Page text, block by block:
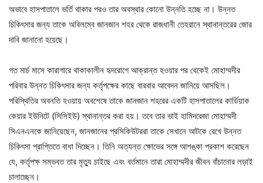
অভাবে হাসপাতালে ভর্তি থাকার পরও তার অবস্থার কোনো উন্নতি হচ্ছে না। উন্নত
চিকিৎসার জন্য তাকে অবিলম্বে জানজান শহর থেকে রাজধানী তেহরানে স্থানান্তরের জোর
দাবি জানানো হয়েছে।
গত মার্চ মাসে কারাগারে থাকাকালীন হৃদরোগে আক্রান্ত হওয়ার পর থেকেই মোহাম্মদীর
পরিবার উন্নত চিকিৎসার জন্য কর্তৃপক্ষের কাছে বারবার আবেদন জানিয়ে আসছিল।
পরিস্থিতির অবনতি হওয়ায় অবশেষে তাকে জানজান শহরের একটি হাসপাতালের কার্ডিয়াক
কেয়ার ইউনিটে (সিসিইউ) স্থানান্তর করা হয়। তবে তার ভাই হামিদরেজা মোহাম্মদী
সিএনএনকে জানিয়েছেন, জানজানের প্রসিকিউটররা তাকে সেখানে আটকে রেখে উন্নত
চিকিৎসা প্রাপ্তিতে বাধা দিচ্ছেন। তিনি অত্যন্ত ক্ষোভের সঙ্গে আশঙ্কা প্রকাশ করেছেন
যে, কর্তৃপক্ষ সম্ভবত তার মৃত্যু চাইছে এবং বর্তমানে তারা মোহাম্মদীর জীবন বাঁচানোর লড়াই
চালাচ্ছেন।